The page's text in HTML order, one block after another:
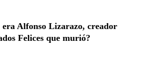
era Alfonso Lizarazo, creador
Felices que murió?